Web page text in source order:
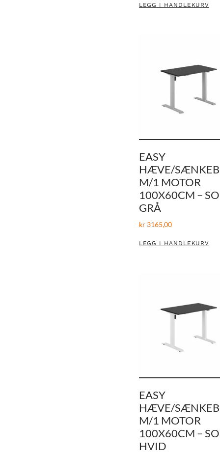
LEGG I HANDLEKURV
EASY
HÆVE/
M/1 MOTOR
100X60CM –
GRÅ
kr3165,00
LEGG I HANDLEKURV
EASY
HÆVE/
M/1 MOTOR
100X60CM –
HVID